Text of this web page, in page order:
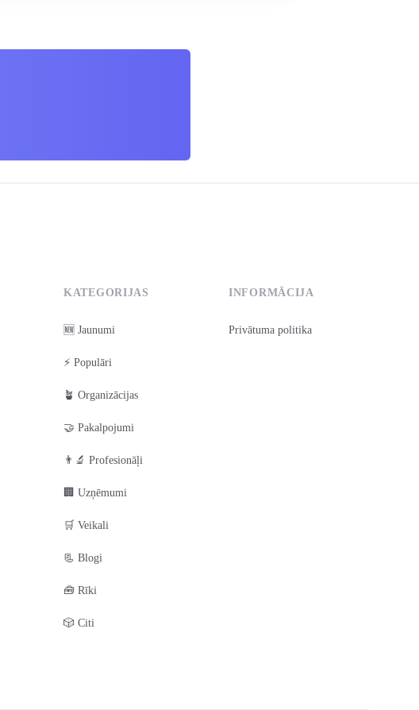
KATEGORIJAS
🆕 Jaunumi
⚡ Populāri
🪴 Organizācijas
🤝 Pakalpojumi
👨‍🔬 Profesionāļi
🏢 Uzņēmumi
🛒 Veikali
📃 Blogi
🧰 Rīki
🎲 Citi
INFORMĀCIJA
Privātuma politika